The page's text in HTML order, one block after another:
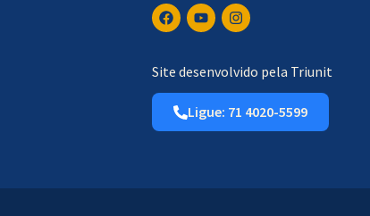
Site desenvolvido pela Triunit
Ligue: 71 4020-5599